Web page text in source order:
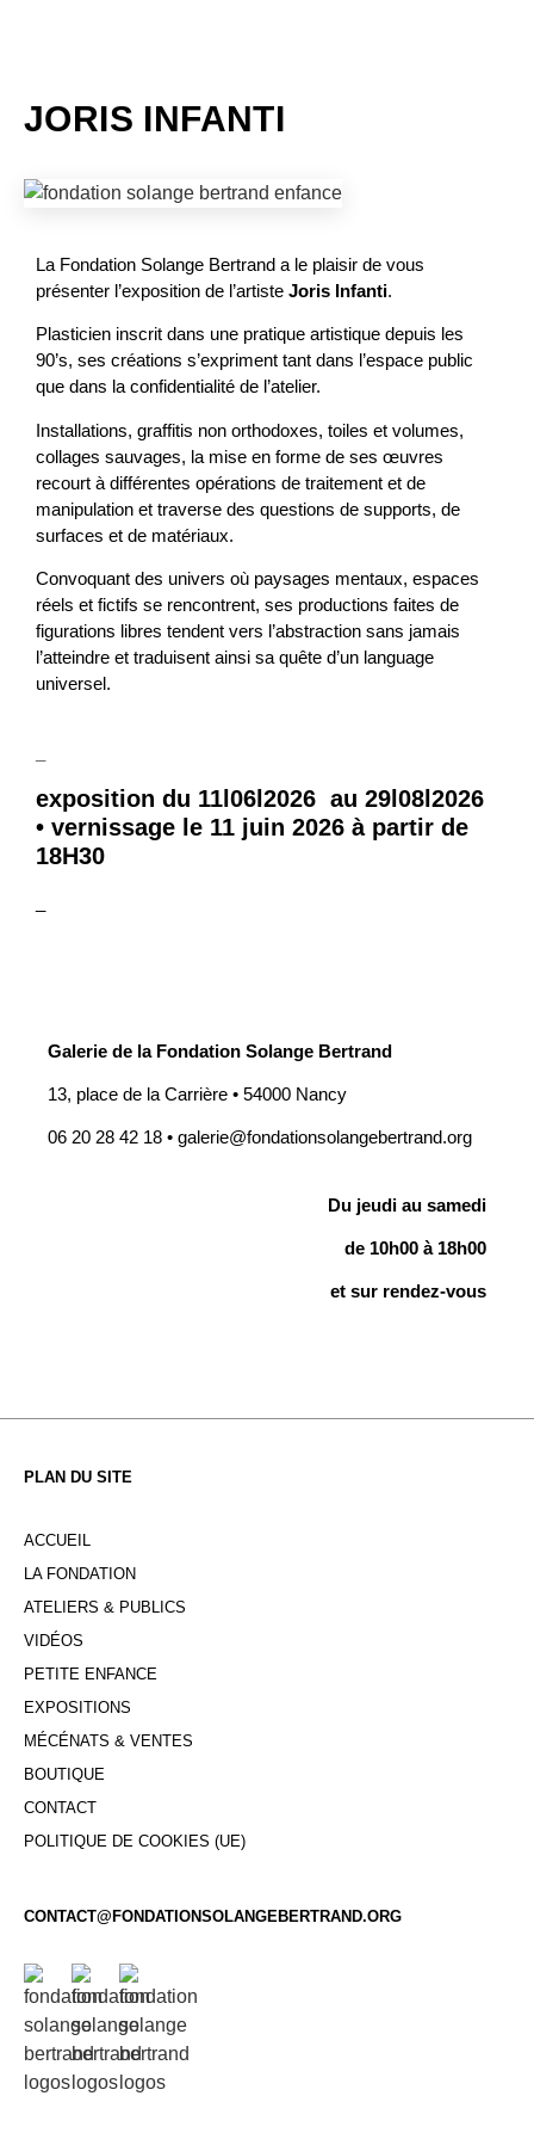
JORIS INFANTI
La Fondation Solange Bertrand a le plaisir de vous
présenter l’exposition de l’artiste Joris Infanti.
Plasticien inscrit dans une pratique artistique depuis les
90’s, ses créations s’expriment tant dans l’espace public
que dans la confidentialité de l’atelier.
Installations, graffitis non orthodoxes, toiles et volumes,
collages sauvages, la mise en forme de ses œuvres
recourt à différentes opérations de traitement et de
manipulation et traverse des questions de supports, de
surfaces et de matériaux.
Convoquant des univers où paysages mentaux, espaces
réels et fictifs se rencontrent, ses productions faites de
figurations libres tendent vers l’abstraction sans jamais
l’atteindre et traduisent ainsi sa quête d’un language
universel.
exposition du 11l06l2026 au 29l08l2026
• vernissage le 11 juin 2026 à partir de
18H30
Galerie de la Fondation Solange Bertrand
13, place de la Carrière • 54000 Nancy
06 20 28 42 18 • galerie@fondationsolangebertrand.org
Du jeudi au samedi
de 10h00 à 18h00
et sur rendez-vous
PLAN DU SITE
ACCUEIL
LA FONDATION
ATELIERS & PUBLICS
VIDÉOS
PETITE ENFANCE
EXPOSITIONS
MÉCÉNATS & VENTES
BOUTIQUE
CONTACT
POLITIQUE DE COOKIES (UE)
CONTACT@FONDATIONSOLANGEBERTRAND.ORG